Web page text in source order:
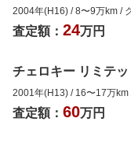
2004年(H16) /8〜9万km /
査定額： 24万円
チェロキー リミテ
2001年(H13) / 16〜17万km
査定額： 60万円